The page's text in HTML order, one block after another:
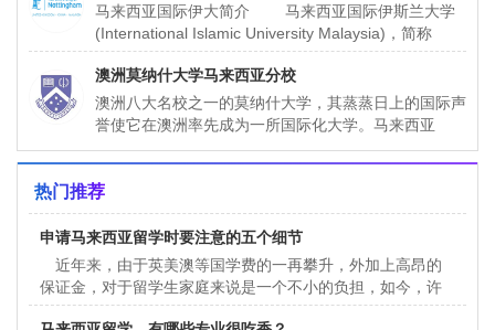
马来西亚国际伊大简介 马来西亚国际伊斯兰大学
(International Islamic University Malaysia)，简称
IIUM，由马来西亚
澳洲莫纳什大学马来西亚分校
澳洲八大名校之一的莫纳什大学，其蒸蒸日上的国际声
誉使它在澳洲率先成为一所国际化大学。马来西亚
MONASH大学是澳洲莫纳什（才）大学的第七所分
校。在澳洲维多利亚州
热门推荐
申请马来西亚留学时要注意的五个细节
近年来，由于英美澳等国学费的一再攀升，外加上高昂的
保证金，对于留学生家庭来说是一个不小的负担，如今，许
多人把目光投向了马来西亚，在马来读本科或者硕士学士学